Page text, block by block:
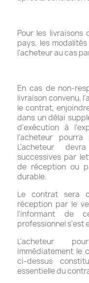
Pour les livraisons
pays, les
l'acheteur au cas
En cas de non-
livraison convenu,
le contrat,
dans un délai
d'exécution à
l'acheteur
L'acheteur
successives par
de réception ou
durable.
Le contrat sera
réception par le
l'informant de
professionnel s'est
L'acheteur
immédiatement le
ci-dessus
essentielle du